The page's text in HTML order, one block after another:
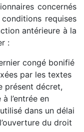
concernés
requises
antérieure à la
:
congé bonifié
par les textes
présent décret,
l’entrée en
dans un délai
du droit